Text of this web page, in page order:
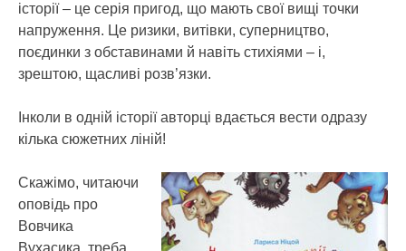
історії – це серія пригод, що мають свої вищі точки
напруження. Це ризики, витівки, суперництво,
поєдинки з обставинами й навіть стихіями – і,
зрештою, щасливі розв’язки.
Інколи в одній історії авторці вдається вести одразу
кілька сюжетних ліній!
Скажімо, читаючи
оповідь про
Вовчика
Вухасика, треба